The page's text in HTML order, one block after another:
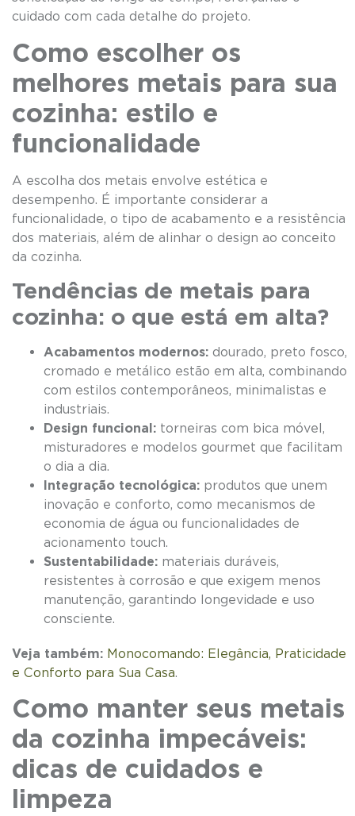
cuidado com cada detalhe do projeto.
Como escolher os
melhores metais para sua
cozinha: estilo e
funcionalidade
A escolha dos metais envolve estética e
desempenho. É importante considerar a
funcionalidade, o tipo de acabamento e a resistência
dos materiais, além de alinhar o design ao conceito
da cozinha.
Tendências de metais para
cozinha: o que está em alta?
Acabamentos modernos: dourado, preto fosco,
cromado e metálico estão em alta, combinando
com estilos contemporâneos, minimalistas e
industriais.
Design funcional: torneiras com bica móvel,
misturadores e modelos gourmet que facilitam
o dia a dia.
Integração tecnológica: produtos que unem
inovação e conforto, como mecanismos de
economia de água ou funcionalidades de
acionamento touch.
Sustentabilidade: materiais duráveis,
resistentes à corrosão e que exigem menos
manutenção, garantindo longevidade e uso
consciente.
Veja também: Monocomando: Elegância, Praticidade
e Conforto para Sua Casa.
Como manter seus metais
da cozinha impecáveis:
dicas de cuidados e
limpeza